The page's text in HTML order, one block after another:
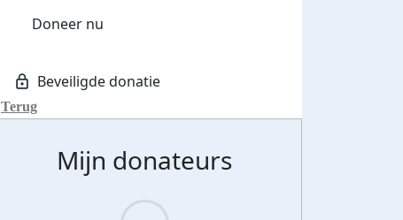
Terug
Doneer nu
Mijn donateurs